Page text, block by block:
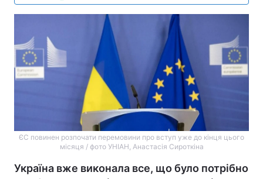
ЄС повинен розпочати перемовини про вступ уже до кінця цього
місяця / фото УНІАН, Анастасія Сироткіна
Україна вже виконала все, що було потрібно